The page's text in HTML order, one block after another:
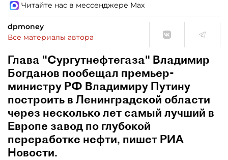
Читайте нас в мессенджере Max
dpmoney
Все материалы автора
Глава "Сургутнефтегаза" Владимир
Богданов пообещал премьер-
министру РФ Владимиру Путину
построить в Ленинградской области
через несколько лет самый лучший в
Европе завод по глубокой
переработке нефти, пишет РИА
Новости.